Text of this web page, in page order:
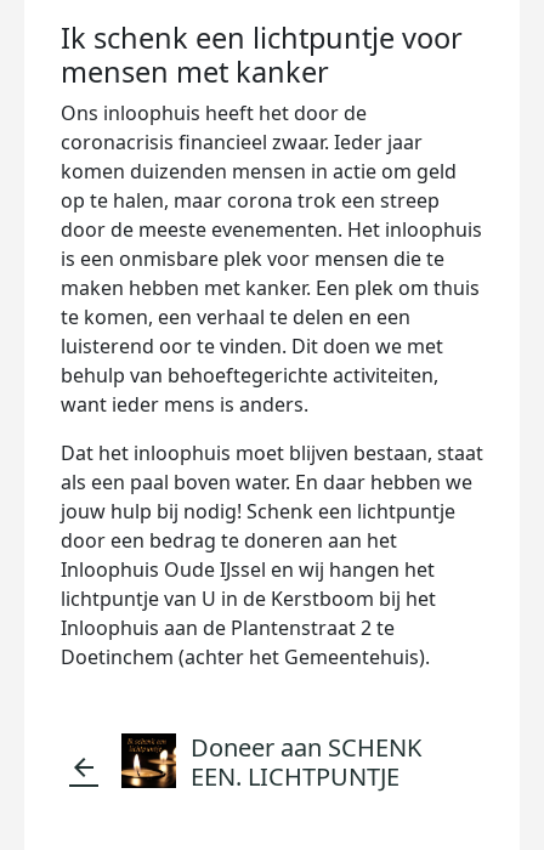
Ik schenk een lichtpuntje voor
mensen met kanker
Ons inloophuis heeft het door de
coronacrisis financieel zwaar. Ieder jaar
komen duizenden mensen in actie om geld
op te halen, maar corona trok een streep
door de meeste evenementen. Het inloophuis
is een onmisbare plek voor mensen die te
maken hebben met kanker. Een plek om thuis
te komen, een verhaal te delen en een
luisterend oor te vinden. Dit doen we met
behulp van behoeftegerichte activiteiten,
want ieder mens is anders.
Dat het inloophuis moet blijven bestaan, staat
als een paal boven water. En daar hebben we
jouw hulp bij nodig! Schenk een lichtpuntje
door een bedrag te doneren aan het
Inloophuis Oude IJssel en wij hangen het
lichtpuntje van U in de Kerstboom bij het
Inloophuis aan de Plantenstraat 2 te
Doetinchem (achter het Gemeentehuis).
arrow_back
Doneer aan SCHENK
EEN. LICHTPUNTJE